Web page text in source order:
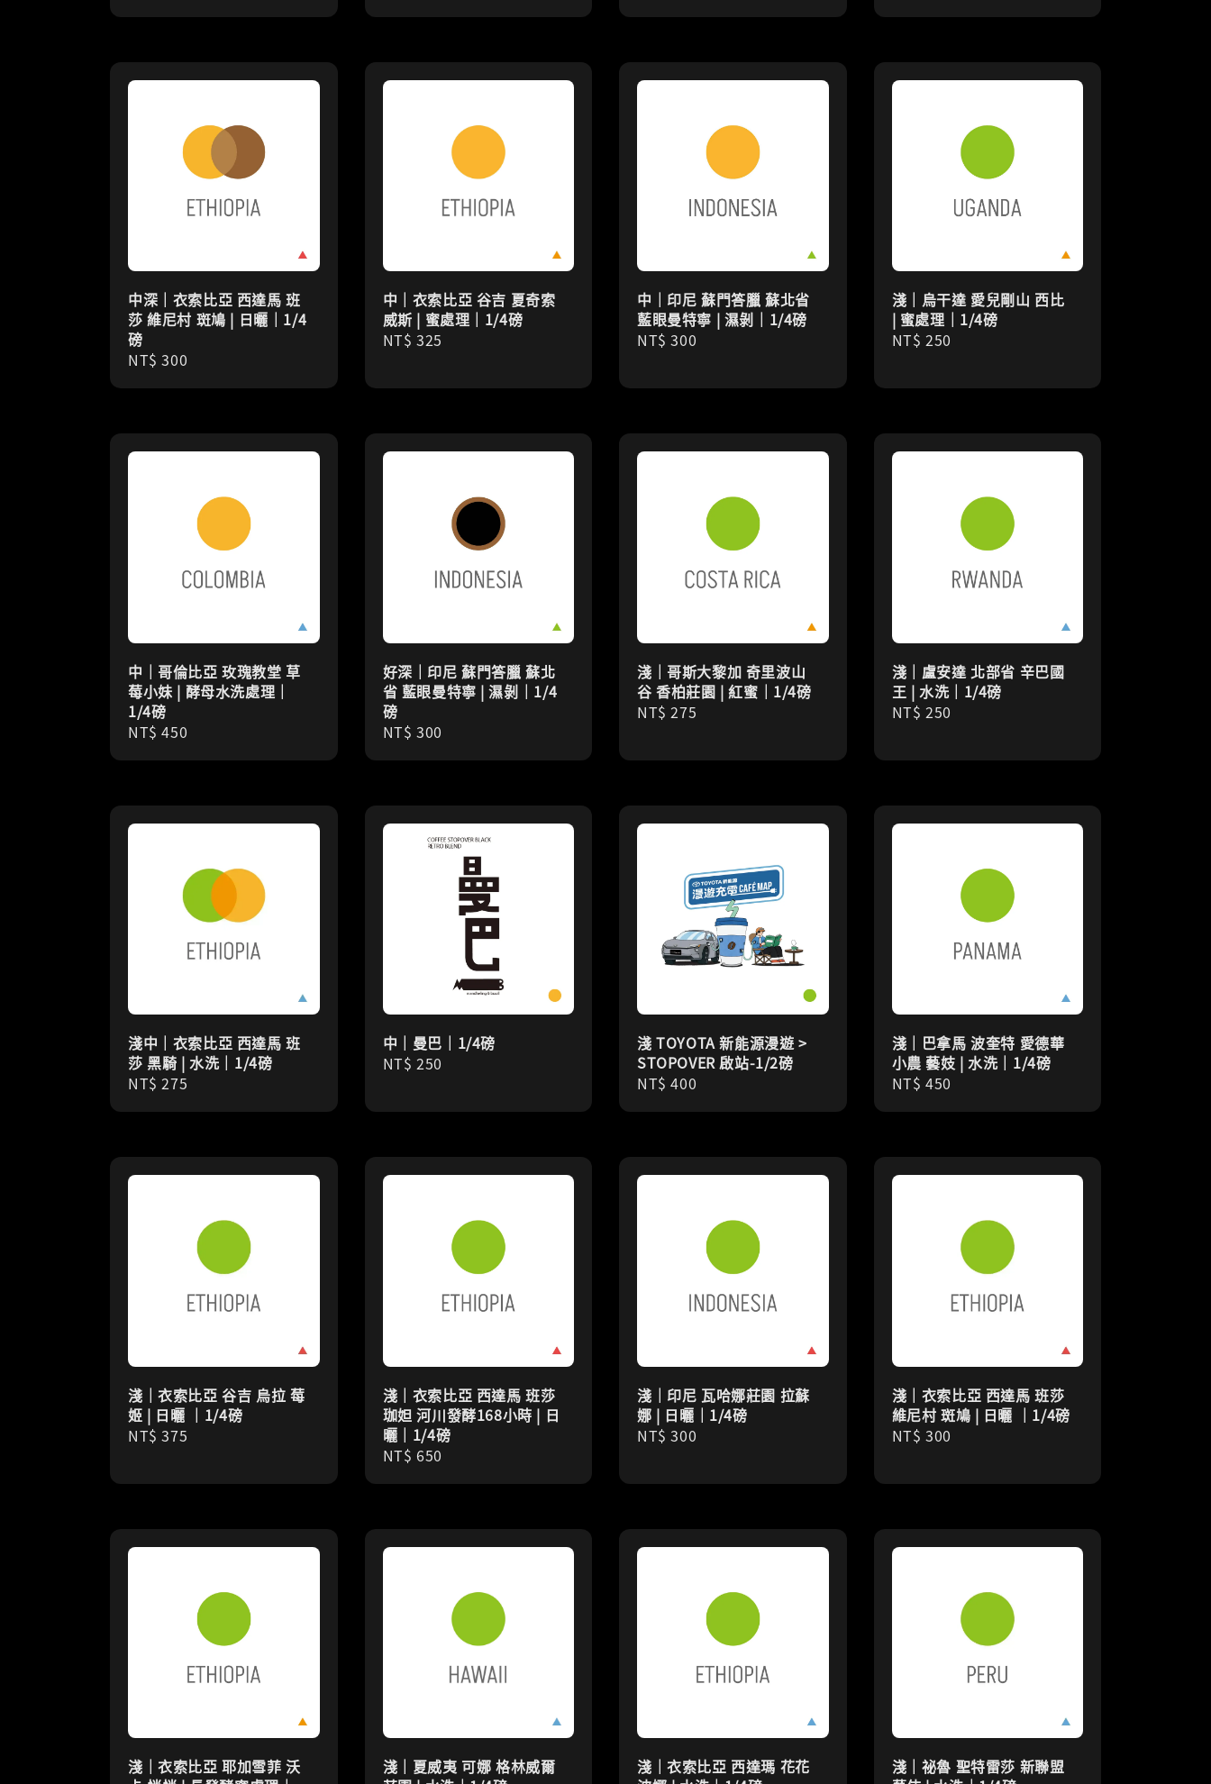
中深｜衣索比亞 西達馬 班
莎 維尼村 斑鳩 | 日曬｜1/4
磅
Regular
NT$ 300
中｜衣索比亞 谷吉 夏奇索
威斯 | 蜜處理｜1/4磅
Regular
NT$ 325
中｜印尼 蘇門答臘 蘇北省
藍眼曼特寧 | 濕剝｜1/4磅
Regular
NT$ 300
淺｜烏干達 愛兒剛山 西比
| 蜜處理｜1/4磅
Regular
NT$ 250
中｜哥倫比亞 玫瑰教堂 草
莓小妹 | 酵母水洗處理｜
1/4磅
Regular
NT$ 450
好深｜印尼 蘇門答臘 蘇北
省 藍眼曼特寧 | 濕剝｜1/4
磅
Regular
NT$ 300
淺｜哥斯大黎加 奇里波山
谷 香柏莊園 | 紅蜜｜1/4磅
Regular
NT$ 275
淺｜盧安達 北部省 辛巴國
王 | 水洗｜1/4磅
Regular
NT$ 250
淺中｜衣索比亞 西達馬 班
莎 黑騎 | 水洗｜1/4磅
Regular
NT$ 275
中｜曼巴｜1/4磅
Regular
NT$ 250
淺 TOYOTA 新能源漫遊 >
STOPOVER 啟站-1/2磅
Regular
NT$ 400
淺｜巴拿馬 波奎特 愛德華
小農 藝妓 | 水洗｜1/4磅
Regular
NT$ 450
淺｜衣索比亞 谷吉 烏拉 莓
姬 | 日曬 ｜1/4磅
Regular
NT$ 375
淺｜衣索比亞 西達馬 班莎
珈妲 河川發酵168小時 | 日
曬｜1/4磅
Regular
NT$ 650
淺｜印尼 瓦哈娜莊園 拉蘇
娜 | 日曬｜1/4磅
Regular
NT$ 300
淺｜衣索比亞 西達馬 班莎
維尼村 斑鳩 | 日曬 ｜1/4磅
Regular
NT$ 300
淺｜衣索比亞 耶加雪菲 沃
淺｜夏威夷 可娜 格林威爾
淺｜衣索比亞 西達瑪 花花
淺｜祕魯 聖特雷莎 新聯盟